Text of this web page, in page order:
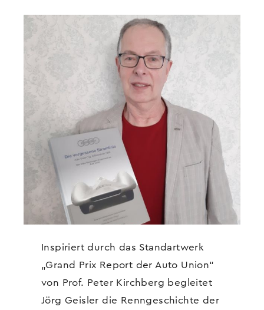
Inspiriert durch das Standartwerk
„Grand Prix Report der Auto Union“
von Prof. Peter Kirchberg begleitet
Jörg Geisler die Renngeschichte der